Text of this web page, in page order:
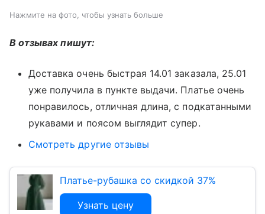
Нажмите на фото, чтобы узнать больше
В отзывах пишут:
Доставка очень быстрая 14.01 заказала, 25.01
уже получила в пункте выдачи. Платье очень
понравилось, отличная длина, с подкатанными
рукавами и поясом выглядит супер.
Смотреть другие отзывы
Платье-рубашка со скидкой 37%
Узнать цену